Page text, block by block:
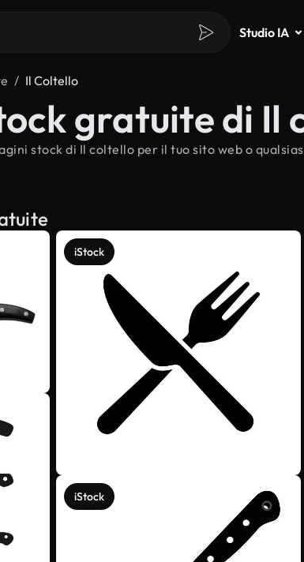
Studio IA
Il Coltello
gratuite di Il
stock di Il coltello per il tuo sito web o
iStock
iStock